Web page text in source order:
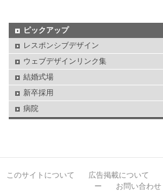
ピックアップ
レスポンシブデザイン
ウェブデザインリンク集
結婚式場
新卒採用
病院
このサイトについて 広告掲載について
ー
お問い合わせ